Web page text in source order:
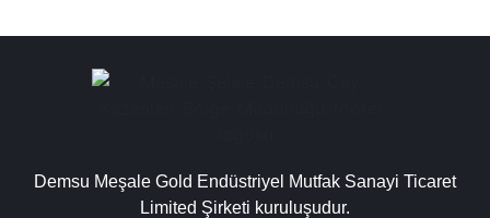
Demsu Meşale Gold Endüstriyel Mutfak Sanayi Ticaret
Limited Şirketi kuruluşudur.